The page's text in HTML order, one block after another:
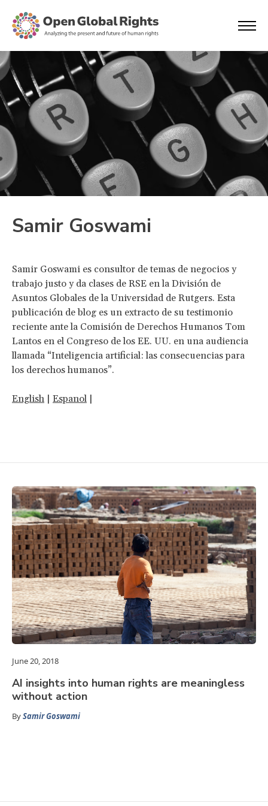
Samir Goswami
Samir Goswami es consultor de temas de negocios y
trabajo justo y da clases de RSE en la División de
Asuntos Globales de la Universidad de Rutgers. Esta
publicación de blog es un extracto de su testimonio
reciente ante la Comisión de Derechos Humanos Tom
Lantos en el Congreso de los EE. UU. en una audiencia
llamada “Inteligencia artificial: las consecuencias para
los derechos humanos”.
English | Espanol |
June 20, 2018
AI insights into human rights are meaningless
without action
BySamir Goswami